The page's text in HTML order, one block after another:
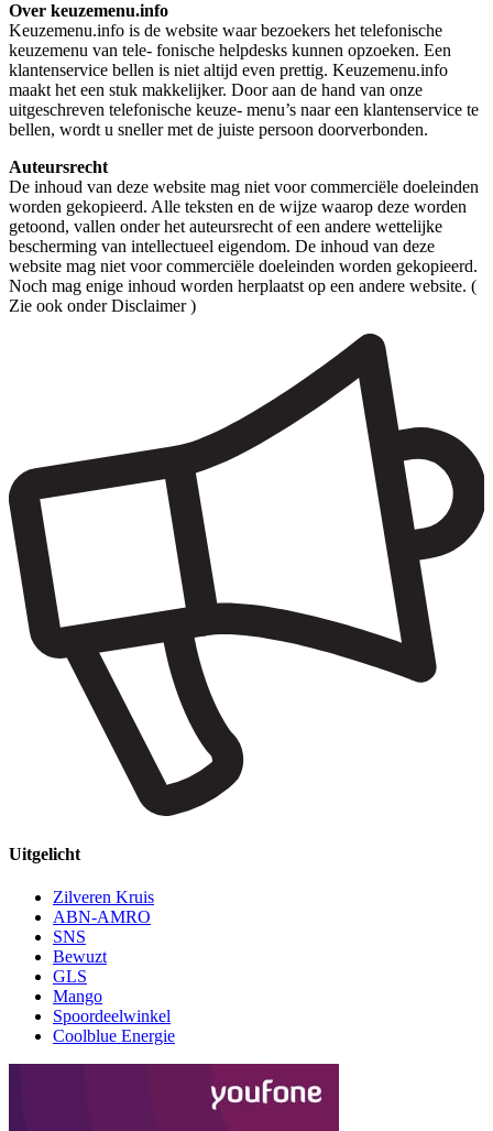
Over keuzemenu.info
Keuzemenu.info is de website waar bezoekers het telefonische
keuzemenu van tele- fonische helpdesks kunnen opzoeken. Een
klantenservice bellen is niet altijd even prettig. Keuzemenu.info
maakt het een stuk makkelijker. Door aan de hand van onze
uitgeschreven telefonische keuze- menu’s naar een klantenservice te
bellen, wordt u sneller met de juiste persoon doorverbonden.
Auteursrecht
De inhoud van deze website mag niet voor commerciële doeleinden
worden gekopieerd. Alle teksten en de wijze waarop deze worden
getoond, vallen onder het auteursrecht of een andere wettelijke
bescherming van intellectueel eigendom. De inhoud van deze
website mag niet voor commerciële doeleinden worden gekopieerd.
Noch mag enige inhoud worden herplaatst op een andere website. (
Zie ook onder Disclaimer )
Uitgelicht
Zilveren Kruis
ABN-AMRO
SNS
Bewuzt
GLS
Mango
Spoordeelwinkel
Coolblue Energie